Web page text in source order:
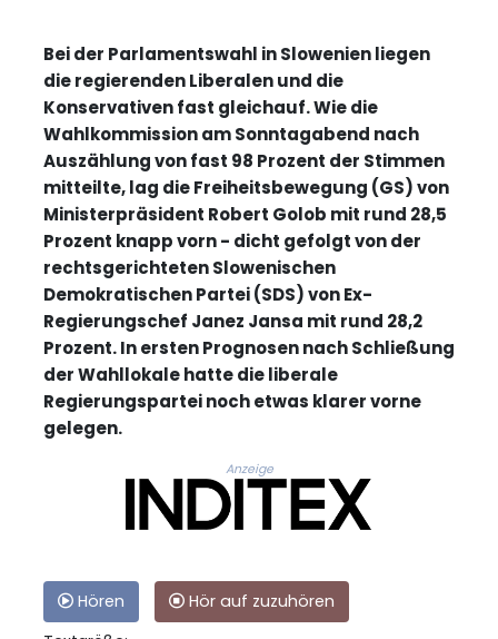
Bei der Parlamentswahl in Slowenien liegen
die regierenden Liberalen und die
Konservativen fast gleichauf. Wie die
Wahlkommission am Sonntagabend nach
Auszählung von fast 98 Prozent der Stimmen
mitteilte, lag die Freiheitsbewegung (GS) von
Ministerpräsident Robert Golob mit rund 28,5
Prozent knapp vorn - dicht gefolgt von der
rechtsgerichteten Slowenischen
Demokratischen Partei (SDS) von Ex-
Regierungschef Janez Jansa mit rund 28,2
Prozent. In ersten Prognosen nach Schließung
der Wahllokale hatte die liberale
Regierungspartei noch etwas klarer vorne
gelegen.
Anzeige
Hören
Hör auf zuzuhören